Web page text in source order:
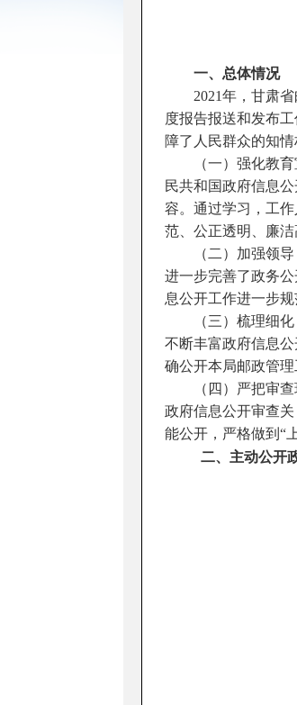
一、总体情况
2021年，甘肃
度报告报送和发布
障了人民群众的知情
（一）强化教育
民共和国政府信息
容。通过学习，工
范、公正透明、廉
（二）加强领导
进一步完善了政务
息公开工作进一步规
（三）梳理细化
不断丰富政府信息
确公开本局邮政管理
（四）严把审查
政府信息公开审查
能公开，严格做到“
二、主动公开